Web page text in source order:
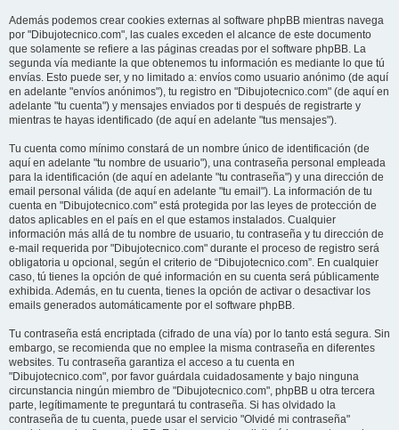
Además podemos crear cookies externas al software phpBB mientras navega
por "Dibujotecnico.com", las cuales exceden el alcance de este documento
que solamente se refiere a las páginas creadas por el software phpBB. La
segunda vía mediante la que obtenemos tu información es mediante lo que tú
envías. Esto puede ser, y no limitado a: envíos como usuario anónimo (de aquí
en adelante "envíos anónimos"), tu registro en "Dibujotecnico.com" (de aquí en
adelante "tu cuenta") y mensajes enviados por ti después de registrarte y
mientras te hayas identificado (de aquí en adelante "tus mensajes").
Tu cuenta como mínimo constará de un nombre único de identificación (de
aquí en adelante "tu nombre de usuario"), una contraseña personal empleada
para la identificación (de aquí en adelante "tu contraseña") y una dirección de
email personal válida (de aquí en adelante "tu email"). La información de tu
cuenta en "Dibujotecnico.com" está protegida por las leyes de protección de
datos aplicables en el país en el que estamos instalados. Cualquier
información más allá de tu nombre de usuario, tu contraseña y tu dirección de
e-mail requerida por "Dibujotecnico.com" durante el proceso de registro será
obligatoria u opcional, según el criterio de “Dibujotecnico.com”. En cualquier
caso, tú tienes la opción de qué información en su cuenta será públicamente
exhibida. Además, en tu cuenta, tienes la opción de activar o desactivar los
emails generados automáticamente por el software phpBB.
Tu contraseña está encriptada (cifrado de una vía) por lo tanto está segura. Sin
embargo, se recomienda que no emplee la misma contraseña en diferentes
websites. Tu contraseña garantiza el acceso a tu cuenta en
"Dibujotecnico.com", por favor guárdala cuidadosamente y bajo ninguna
circunstancia ningún miembro de "Dibujotecnico.com", phpBB u otra tercera
parte, legítimamente te preguntará tu contraseña. Si has olvidado la
contraseña de tu cuenta, puede usar el servicio "Olvidé mi contraseña"